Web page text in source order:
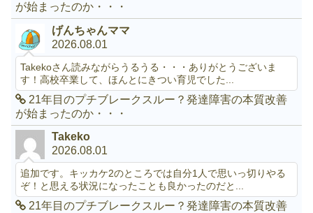
が始まったのか・・・
げんちゃんママ
2026.08.01
Takekoさん読みながらうるうる・・・ありがとうございま
す！高校卒業して、ほんとにきつい育児でした...
21年目のプチブレークスルー？発達障害の本質改善
が始まったのか・・・
Takeko
2026.08.01
追加です。キッカケ2のところでは自分1人で思いっ切りやる
ぞ！と思える状況になったことも良かったのだと...
21年目のプチブレークスルー？発達障害の本質改善